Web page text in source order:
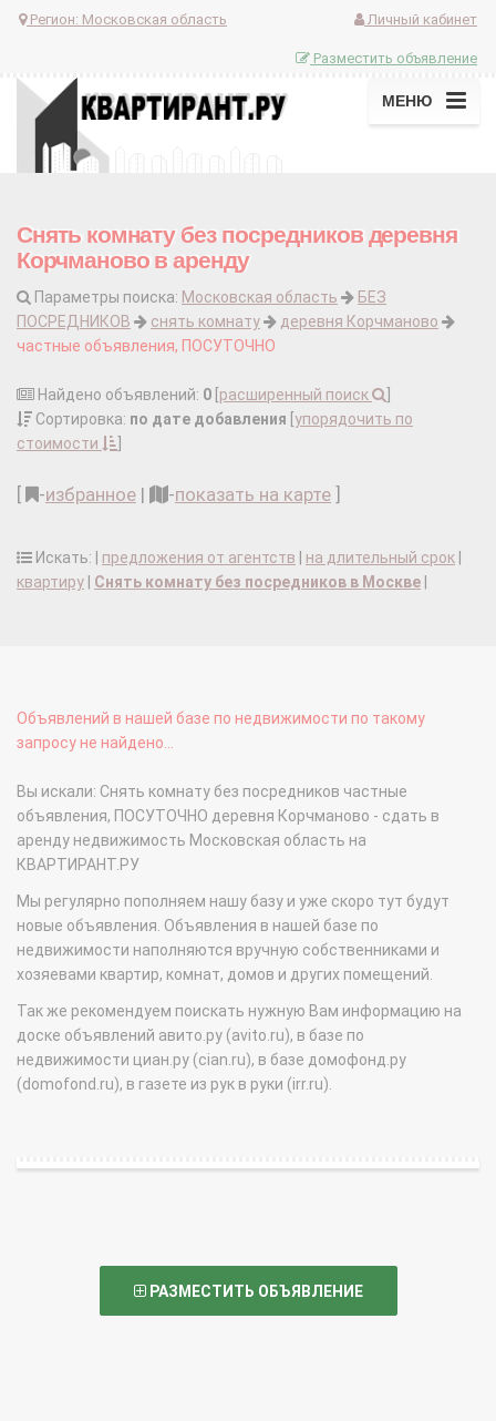
Регион: Московская область Личный кабинет
Разместить объявление
МЕНЮ
Снять комнату без посредников деревня
Корчманово в аренду
Параметры поиска: Московская область
БЕЗ
ПОСРЕДНИКОВ
снять комнату
деревня Корчманово
частные объявления, ПОСУТОЧНО
Найдено объявлений: 0 расширенный поиск
Сортировка: по дате добавления упорядочить по
стоимости
-избранное | -показать на карте
Искать: | предложения от агентств на длительный срок
квартиру
Снять комнату без посредников в Москве
Объявлений в нашей базе по недвижимости по такому
запросу не найдено...
Вы искали: Снять комнату без посредников частные
объявления, ПОСУТОЧНО деревня Корчманово - сдать в
аренду недвижимость Московская область на
КВАРТИРАНТ.РУ
Мы регулярно пополняем нашу базу и уже скоро тут будут
новые объявления. Объявления в нашей базе по
недвижимости наполняются вручную собственниками и
хозяевами квартир, комнат, домов и других помещений.
Так же рекомендуем поискать нужную Вам информацию на
доске объявлений авито.ру (avito.ru), в базе по
недвижимости циан.ру (cian.ru), в базе домофонд.ру
(domofond.ru), в газете из рук в руки (irr.ru).
РАЗМЕСТИТЬ ОБЪЯВЛЕНИЕ